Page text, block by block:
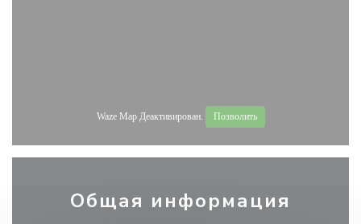
Waze Map Деактивирован. Позволить
Общая информация